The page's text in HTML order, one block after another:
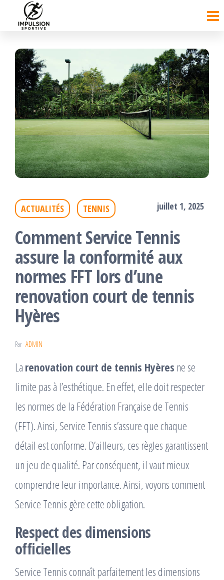
contenu
ACTUALITÉS TENNIS juillet 1, 2025
Comment Service Tennis
assure la conformité aux
normes FFT lors d’une
renovation court de tennis
Hyères
Par ADMIN
La renovation court de tennis Hyères ne se
limite pas à l’esthétique. En effet, elle doit respecter
les normes de la Fédération Française de Tennis
(FFT). Ainsi, Service Tennis s’assure que chaque
détail est conforme. D’ailleurs, ces règles garantissent
un jeu de qualité. Par conséquent, il vaut mieux
comprendre leur importance. Ainsi, voyons comment
Service Tennis gère cette obligation.
Respect des dimensions
officielles
Service Tennis connaît parfaitement les dimensions